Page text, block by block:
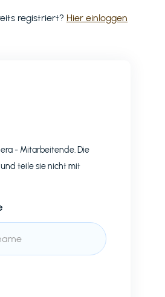
registriert? Hier einloggen
- Mitarbeitende. Die
teile sie nicht mit